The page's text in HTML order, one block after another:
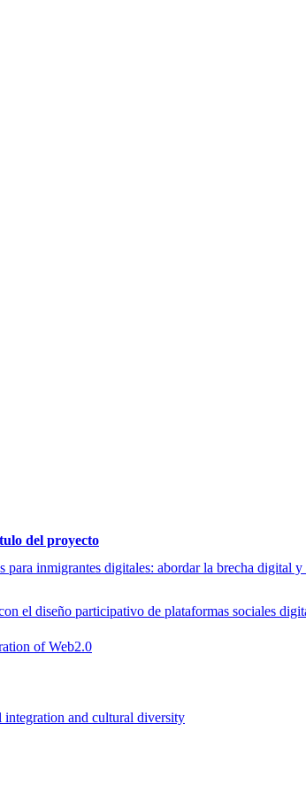
del proyecto
inmigrantes digitales: abordar la brecha digital y
el diseño participativo de plataformas sociales
of Web2.0
and cultural diversity